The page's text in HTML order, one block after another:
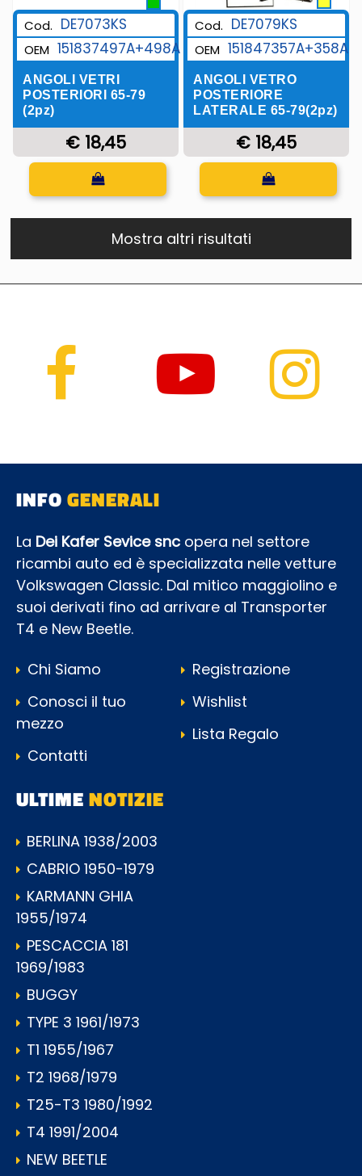
Cod. DE7073KS
OEM 151837497A+498A
ANGOLI VETRI
POSTERIORI 65-79
(2pz)
€ 18,45
Quantità
Cod. DE7079KS
OEM 151847357A+358A
ANGOLI VETRO
POSTERIORE
LATERALE 65-79(2pz)
€ 18,45
Quantità
Mostra altri risultati
INFOGENERALI
La Dei Kafer Sevice snc opera nel settore
ricambi auto ed è specializzata nelle vetture
Volkswagen Classic. Dal mitico maggiolino e
suoi derivati fino ad arrivare al Transporter
T4 e New Beetle.
Chi Siamo
Conosci il tuo
mezzo
Contatti
Registrazione
Wishlist
Lista Regalo
ULTIMENOTIZIE
BERLINA 1938/2003
CABRIO 1950-1979
KARMANN GHIA
1955/1974
PESCACCIA 181
1969/1983
BUGGY
TYPE 3 1961/1973
T1 1955/1967
T2 1968/1979
T25-T3 1980/1992
T4 1991/2004
NEW BEETLE